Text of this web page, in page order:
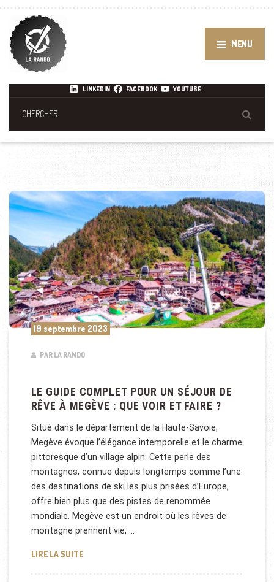
MENU
LINKEDIN FACEBOOK YOUTUBE
19 septembre 2023
PAR LA RANDO
LE GUIDE COMPLET POUR UN SÉJOUR DE
RÊVE À MEGÈVE : QUE VOIR ET FAIRE ?
Situé dans le département de la Haute-Savoie,
Megève évoque l’élégance intemporelle et le charme
pittoresque d’un village alpin. Cette perle des
montagnes, connue depuis longtemps comme l’une
des destinations de ski les plus prisées d’Europe,
offre bien plus que des pistes de renommée
mondiale. Megève est un endroit où les rêves de
montagne prennent vie, …
LIRE LA SUITELE GUIDE COMPLET POUR UN SÉJOUR DE RÊVE À